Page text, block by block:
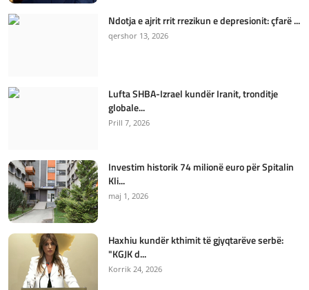
Ndotja e ajrit rrit rrezikun e depresionit: çfarë ...
qershor 13, 2026
Lufta SHBA-Izrael kundër Iranit, tronditje
globale...
Prill 7, 2026
Investim historik 74 milionë euro për Spitalin
Kli...
maj 1, 2026
Haxhiu kundër kthimit të gjyqtarëve serbë:
"KGJK d...
Korrik 24, 2026